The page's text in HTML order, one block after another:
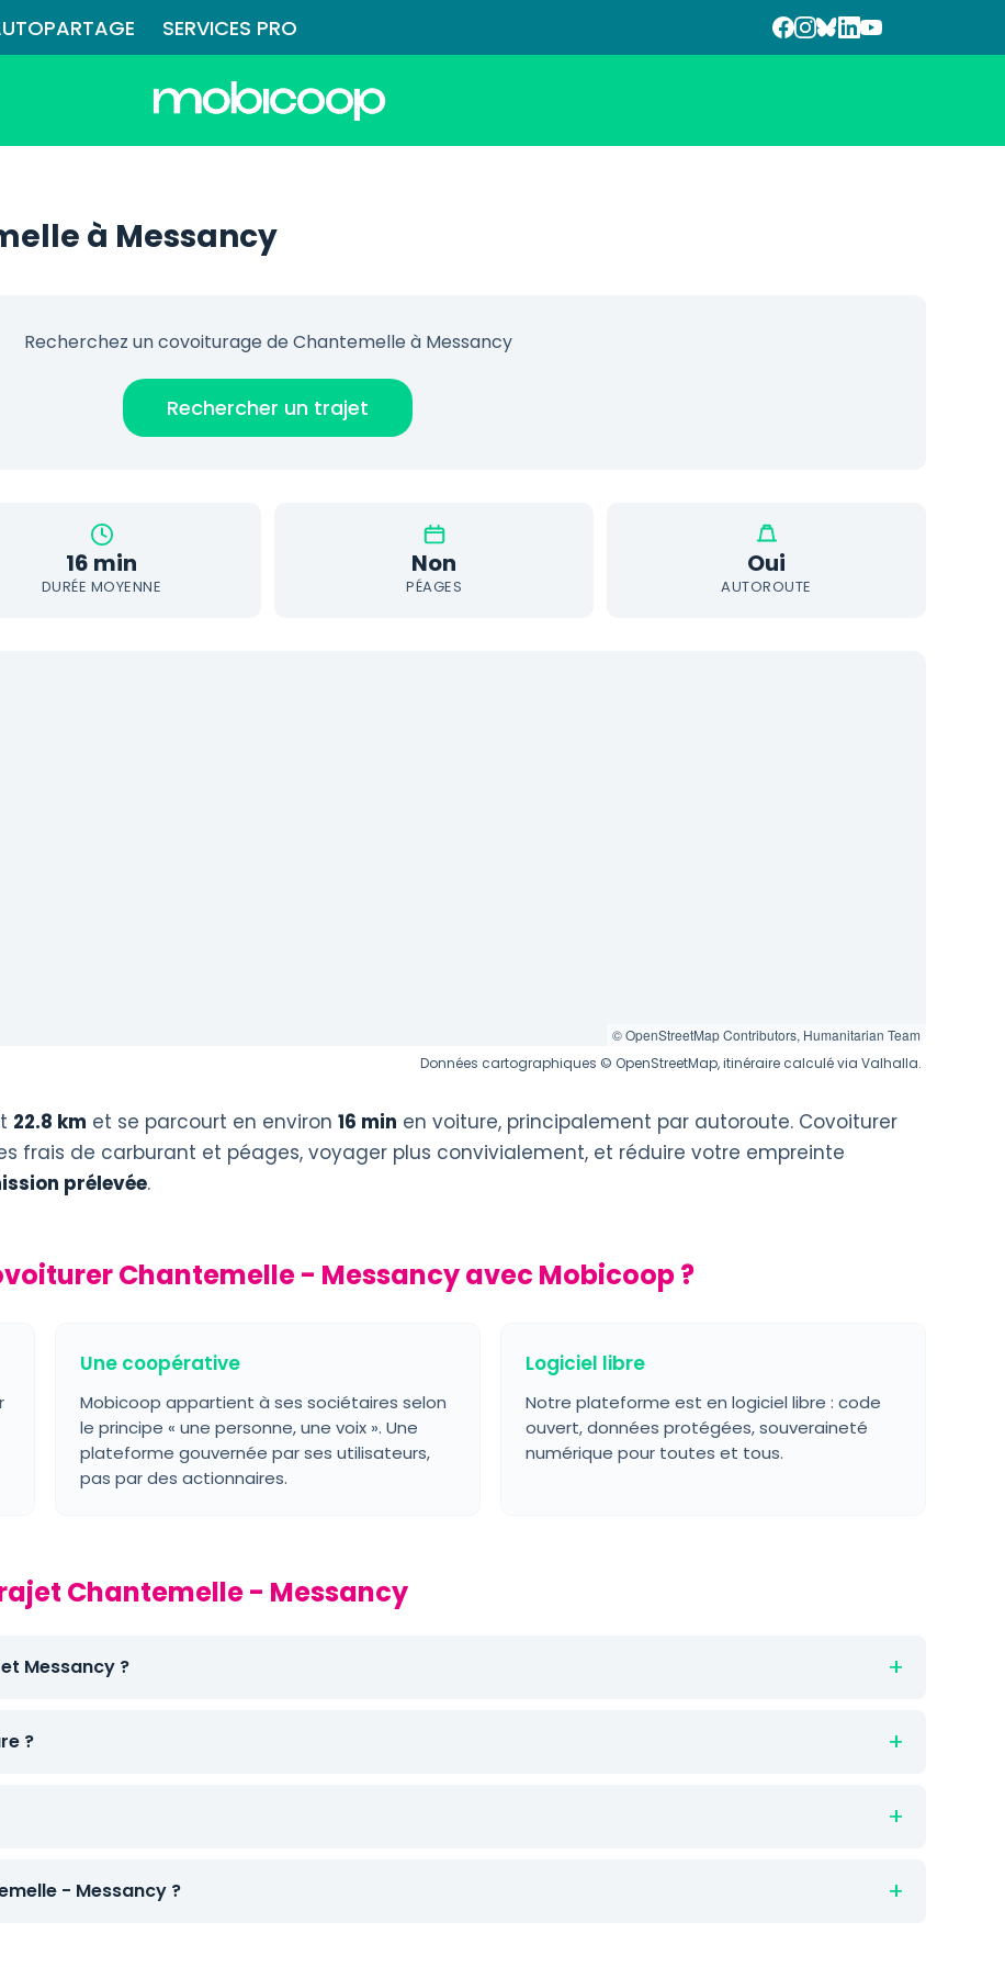
SERVICES PRO
à Messancy
Recherchez un covoiturage de Chantemelle à Messancy
Rechercher un trajet
16 min
DURÉE MOYENNE
Non
PÉAGES
Oui
AUTOROUTE
© OpenStreetMap Contributors, Humanitarian Team
Données cartographiques © OpenStreetMap, itinéraire calculé via Valhalla.
22.8 km et se parcourt en environ 16 min en voiture, principalement par autoroute. Covoiturer
frais de carburant et péages, voyager plus convivialement, et réduire votre empreinte
prélevée.
Chantemelle - Messancy avec Mobicoop ?
Une coopérative
Mobicoop appartient à ses sociétaires selon
le principe « une personne, une voix ». Une
plateforme gouvernée par ses utilisateurs,
pas par des actionnaires.
Logiciel libre
Notre plateforme est en logiciel libre : code
ouvert, données protégées, souveraineté
numérique pour toutes et tous.
Chantemelle - Messancy
Messancy ?
?
- Messancy ?